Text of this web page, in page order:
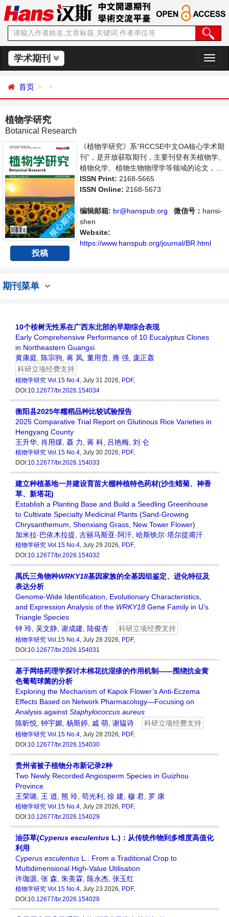
学术期刊
切
换
首页
植物学研究
Botanical Research
投稿
《植物学研究》系“RCCSE中文OA核心学术期
刊”，是开放获取期刊，主要刊登有关植物学、
植物化学、植物生物物理学等领域的论文，反
映国内外该领域的最新研究动态。本刊支持思
想创新、学术创新，倡导科学，繁荣学术，集
科学家、学者、科研人员提供一个传播、分享
和讨论植物学领域内不同方向问题与发展的交
流平台。
ISSN Print: 2168-5665
ISSN Online: 2168-5673
编辑邮箱: br@hanspub.org 微信号： hansi-
shen
Website:
https://www.hanspub.org/journal/BR.html
期刊菜单
10个桉树无性系在广西东北部的早期综合表现
Early Comprehensive Performance of 10 Eucalyptus Clones
in Northeastern Guangxi
黄康庭
陈宗驹 蒋 凤 董用贵 雍 强
庞正轰
科研立项经费支持
植物学研究 Vol.15 No.4, July 31 2026, PDF,
DOI:10.12677/br.2026.154034
衡阳县2025年糯稻品种比较试验报告
2025 Comparative Trial Report on Glutinous Rice Varieties in
Hengyang County
王升华 肖用煤 聂 力 蒋 科 吕艳梅 刘 仑
植物学研究 Vol.15 No.4, July 30 2026, PDF,
DOI:10.12677/br.2026.154033
建立种植基地一并建设育苗大棚种植特色药材(沙生蜡菊、神香
草、新塔花)
Establish a Planting Base and Build a Seedling Greenhouse
to Cultivate Specialty Medicinal Plants (Sand-Growing
Chrysanthemum, Shenxiang Grass, New Tower Flower)
加米拉·巴依木拉提 古丽马斯亚·阿汗 哈斯铁尔·塔尔提甫汗
植物学研究 Vol.15 No.4, July 29 2026, PDF,
DOI:10.12677/br.2026.154032
禹氏三角物种WRKY18基因家族的全基因组鉴定、进化特征及
表达分析
Genome-Wide Identification, Evolutionary Characteristics,
and Expression Analysis of the WRKY18 Gene Family in U’s
Triangle Species
钟 玲 吴文静 谢成建 陆俊杏 科研立项经费支持
植物学研究 Vol.15 No.4, July 28 2026, PDF,
DOI:10.12677/br.2026.154031
基于网络药理学探讨木棉花抗湿疹的作用机制——围绕抗金黄
色葡萄球菌的分析
Exploring the Mechanism of Kapok Flower’s Anti-Eczema
Effects Based on Network Pharmacology—Focusing on
Analysis against Staphylococcus aureus
陈昕悦 钟宇媚 杨斯婷 戚 萌 谢韫诗 科研立项经费支持
植物学研究 Vol.15 No.4, July 28 2026, PDF,
DOI:10.12677/br.2026.154030
贵州省被子植物分布新记录2种
Two Newly Recorded Angiosperm Species in Guizhou
Province
王荣璐 王 逍 熊 玲 苟光利 徐 建 穆 君 罗 康
植物学研究 Vol.15 No.4, July 28 2026, PDF,
DOI:10.12677/br.2026.154029
油莎草(Cyperus esculentus L.)：从传统作物到多维度高值化
利用
Cyperus esculentus L.: From a Traditional Crop to
Multidimensional High-Value Utilisation
许珈源 张 森 朱美霖 陈永杰 张玉红
植物学研究 Vol.15 No.4, July 23 2026, PDF,
DOI:10.12677/br.2026.154028